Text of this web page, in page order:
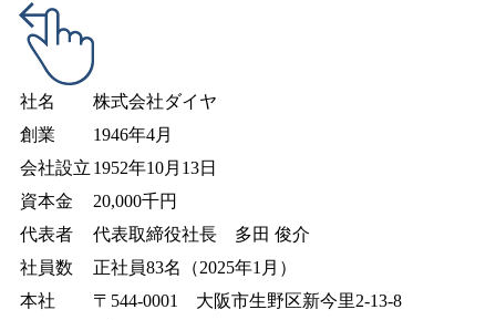
社名
株式会社ダイヤ
創業
1946年4月
会社設立 1952年10月13日
資本金
20,000千円
代表者
代表取締役社長 多田 俊介
社員数
正社員83名（2025年1月）
本社
〒544-0001 大阪市生野区新今里2-13-8